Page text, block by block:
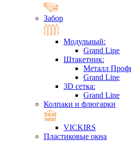
Забор
Модульный:
Grand Line
Штакетник:
Металл
Grand Line
3D сетка:
Grand Line
Колпаки и флюгарки
VICKIRS
Пластиковые окна